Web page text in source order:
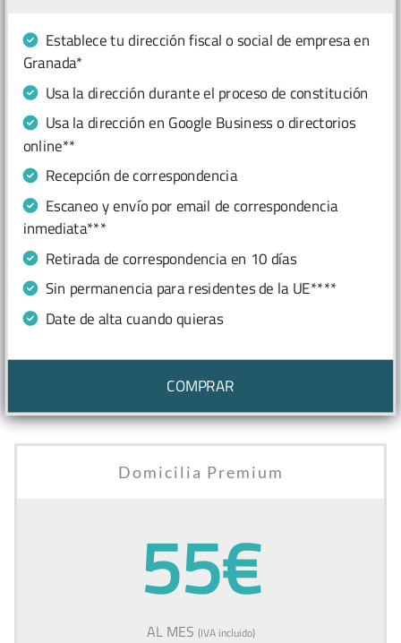
Establece tu dirección fiscal o social de empresa en
Granada*
Usa la dirección durante el proceso de constitución
Usa la dirección en Google Business o directorios
online**
Recepción de correspondencia
Escaneo y envío por email de correspondencia
inmediata***
Retirada de correspondencia en 10 días
Sin permanencia para residentes de la UE****
Date de alta cuando quieras
COMPRAR
Domicilia Premium
55€
AL MES (IVA incluido)